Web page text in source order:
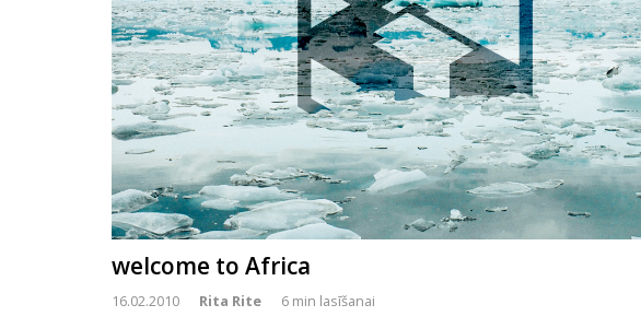
welcome to Africa
16.02.2010 Rita Rite 6 min lasīšanai